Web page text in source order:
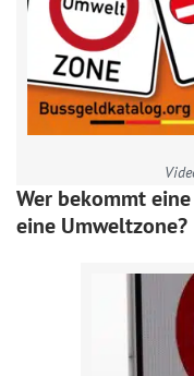
Wer bekommt
eine Umweltzone?